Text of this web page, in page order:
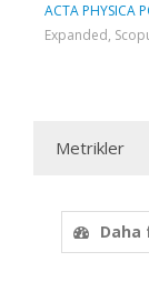
ACTA PHYSICA
Expanded,
Metrikler